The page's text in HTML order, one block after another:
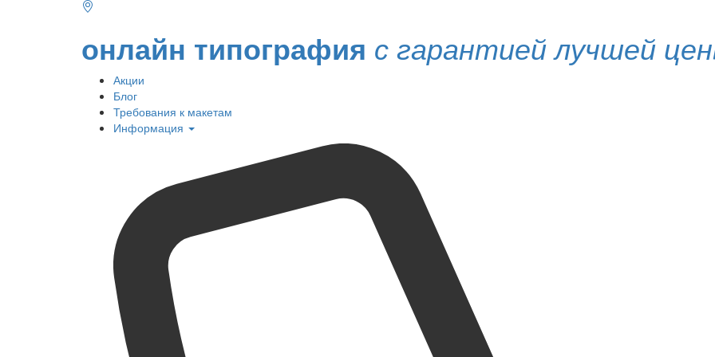
онлайн типография с гарантией лучшей
Акции
Блог
Требования к макетам
Информация